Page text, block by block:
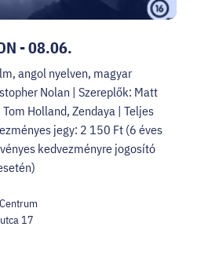
- 08.06.
angol nyelven, magyar
Nolan | Szereplők: Matt
Holland, Zendaya | Teljes
jegy: 2 150 Ft (6 éves
kedvezményre jogosító
17